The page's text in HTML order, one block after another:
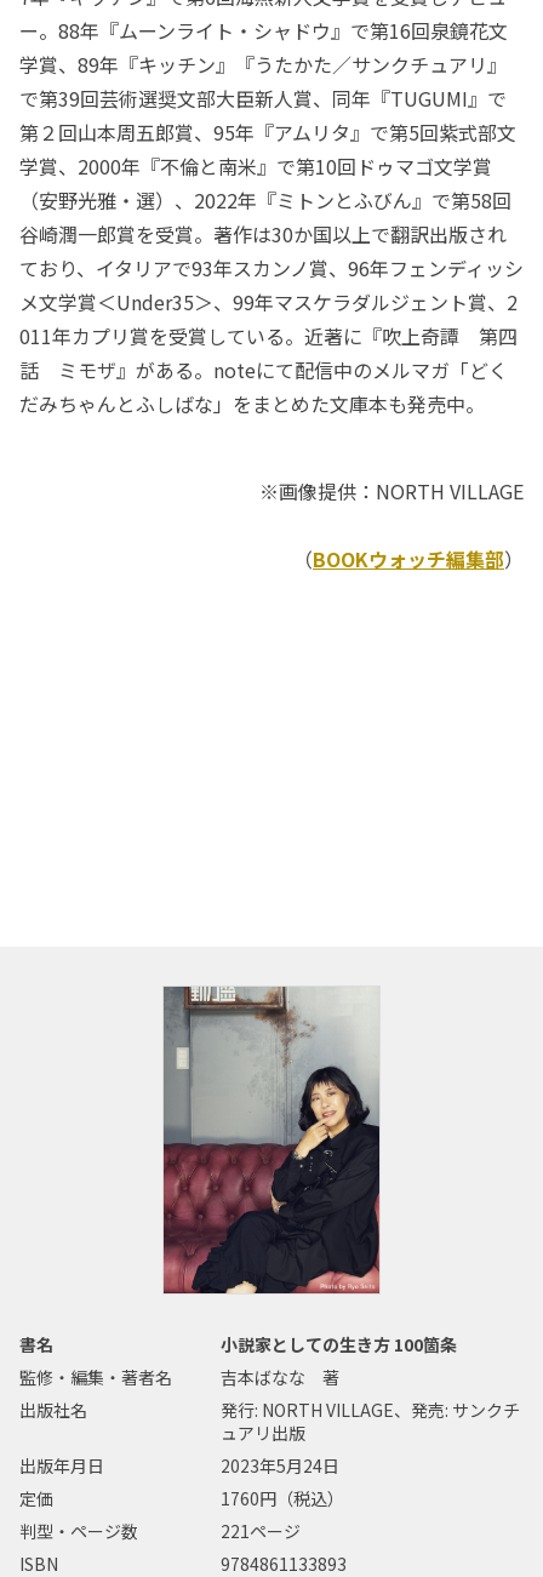
ー。88年『ムーンライト・シャドウ』で第16回泉鏡花文
学賞、89年『キッチン』『うたかた／サンクチュアリ』
で第39回芸術選奨文部大臣新人賞、同年『TUGUMI』で
第２回山本周五郎賞、95年『アムリタ』で第5回紫式部文
学賞、2000年『不倫と南米』で第10回ドゥマゴ文学賞
（安野光雅・選）、2022年『ミトンとふびん』で第58回
谷崎潤一郎賞を受賞。著作は30か国以上で翻訳出版され
ており、イタリアで93年スカンノ賞、96年フェンディッシ
メ文学賞＜Under35＞、99年マスケラダルジェント賞、2
011年カプリ賞を受賞している。近著に『吹上奇譚 第四
話 ミモザ』がある。noteにて配信中のメルマガ「どく
だみちゃんとふしばな」をまとめた文庫本も発売中。
※画像提供：NORTH VILLAGE
（BOOKウォッチ編集部）
書名
小説家としての生き方 100箇条
監修・編集・著者名
吉本ばなな 著
出版社名
発行: NORTH VILLAGE、発売: サンクチ
ュアリ出版
出版年月日
2023年5月24日
定価
1760円（税込）
判型・ページ数
221ページ
ISBN
9784861133893